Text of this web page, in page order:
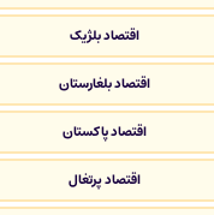
اقتصاد بلژیک
اقتصاد بلغارستان
اقتصاد پاکستان
اقتصاد پرتغال